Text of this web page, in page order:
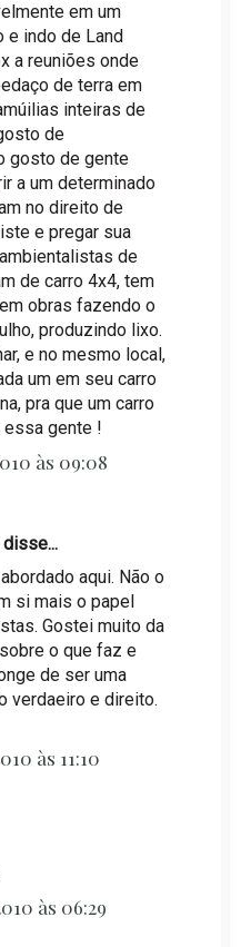
em um
e indo de Land
a reuniões onde
de terra em
inteiras de
de
gosto de gente
a um determinado
no direito de
e pregar sua
de
de carro 4x4, tem
obras fazendo o
produzindo lixo.
e no mesmo local,
um em seu carro
pra que um carro
gente !
às 09:08
aqui. Não o
si mais o papel
Gostei muito da
o que faz e
de ser uma
verdaeiro e direito.
às 11:10
às 06:29